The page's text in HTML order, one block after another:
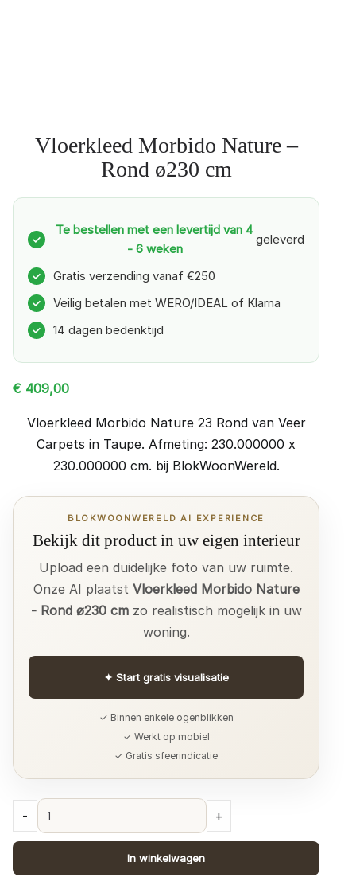
Vloerkleed Morbido Nature –
Rond ø230 cm
✓
Te bestellen met een levertijd van 4
- 6 weken
geleverd
✓ Gratis verzending vanaf €250
✓ Veilig betalen met WERO/IDEAL of Klarna
✓ 14 dagen bedenktijd
€ 409,00
Vloerkleed Morbido Nature 23 Rond van Veer
Carpets in Taupe. Afmeting: 230.000000 x
230.000000 cm. bij BlokWoonWereld.
BLOKWOONWERELD AI EXPERIENCE
Bekijk dit product in uw eigen interieur
Upload een duidelijke foto van uw ruimte.
Onze AI plaatst Vloerkleed Morbido Nature
- Rond ø230 cmzo realistisch mogelijk in uw
woning.
✦ Start gratis visualisatie
✓ Binnen enkele ogenblikken
✓ Werkt op mobiel
✓ Gratis sfeerindicatie
- +
In winkelwagen